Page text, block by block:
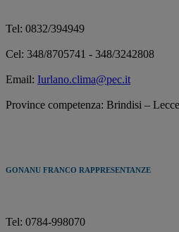
Tel: 0832/394949
Cel: 348/8705741 - 348/3242808
Email: Iurlano.clima@pec.it
Province competenza: Brindisi –
GONANU FRANCO RAPPRESENTANZE
Tel: 0784-998070